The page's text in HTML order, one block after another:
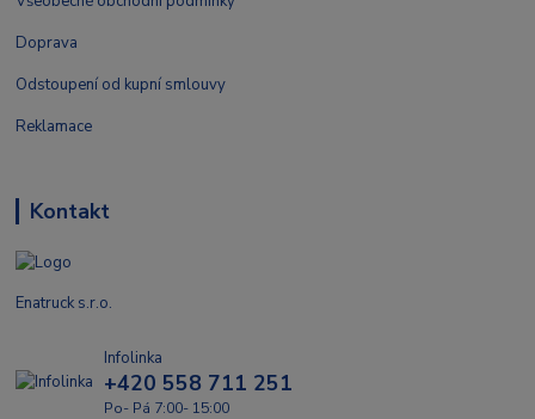
Doprava
Odstoupení od kupní smlouvy
Reklamace
Kontakt
Enatruck s.r.o.
Infolinka
+420 558 711 251
Po- Pá 7:00- 15:00